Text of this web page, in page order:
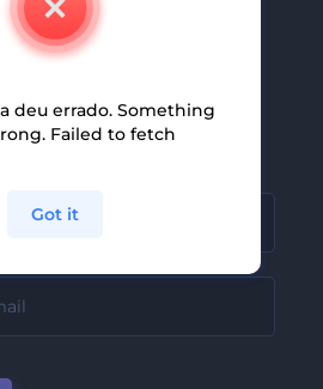
da
a receber
e ofertas
deu errado. Something
Failed to fetch
Got it